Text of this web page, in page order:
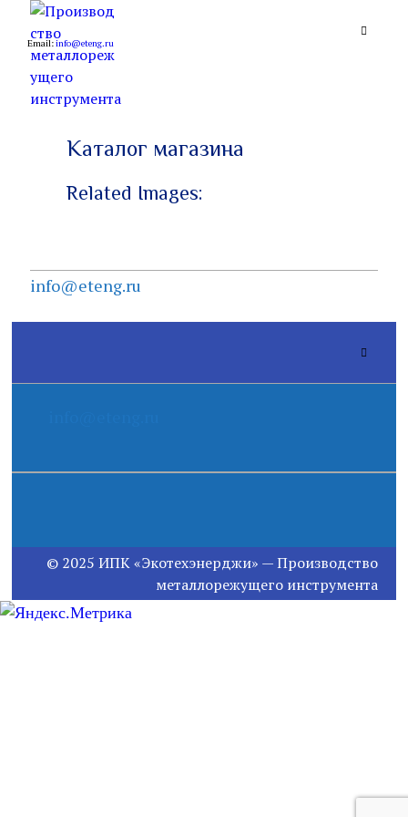
Email:info@eteng.ru
Производство
металлорежущего
инструмента
Каталог магазина
Related Images:
info@eteng.ru
© 2025 ИПК «Экотехэнерджи» — Производство
металлорежущего инструмента